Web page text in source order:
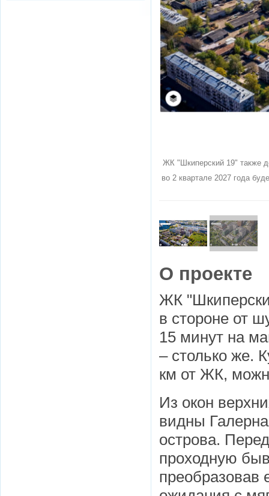
ЖК "Шкиперский 19" также
во 2 квартале 2027 года
О проекте
ЖК
в стороне от
15 минут на
– столько же.
км от ЖК,
Из окон
видны
острова.
проходную
преобразовав